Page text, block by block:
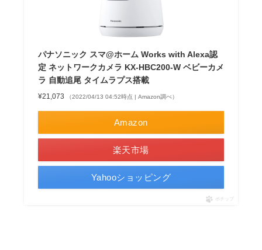
パナソニック スマ@ホーム Works with Alexa認
定 ネットワークカメラ KX-HBC200-W ベビーカメ
ラ 自動追尾 タイムラプス搭載
¥21,073 （2022/04/13 04:52時点 | Amazon調べ）
Amazon
楽天市場
Yahooショッピング
ポチップ